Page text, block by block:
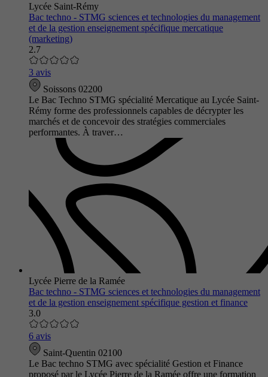
Lycée Saint-Rémy
Bac techno - STMG sciences et technologies du management
et de la gestion enseignement spécifique mercatique
(marketing)
2.7
3 avis
Soissons 02200
Le Bac Techno STMG spécialité Mercatique au Lycée Saint-
Rémy forme des professionnels capables de décrypter les
marchés et de concevoir des stratégies commerciales
performantes. À traver…
Lycée Pierre de la Ramée
Bac techno - STMG sciences et technologies du management
et de la gestion enseignement spécifique gestion et finance
3.0
6 avis
Saint-Quentin 02100
Le Bac techno STMG avec spécialité Gestion et Finance
proposé par le Lycée Pierre de la Ramée offre une formation